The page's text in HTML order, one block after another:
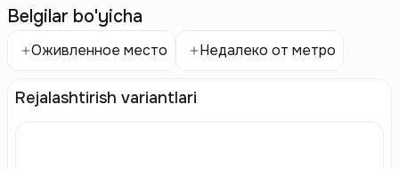
Belgilar bo'yicha
Оживленное место Недалеко от метро
Rejalashtirish variantlari